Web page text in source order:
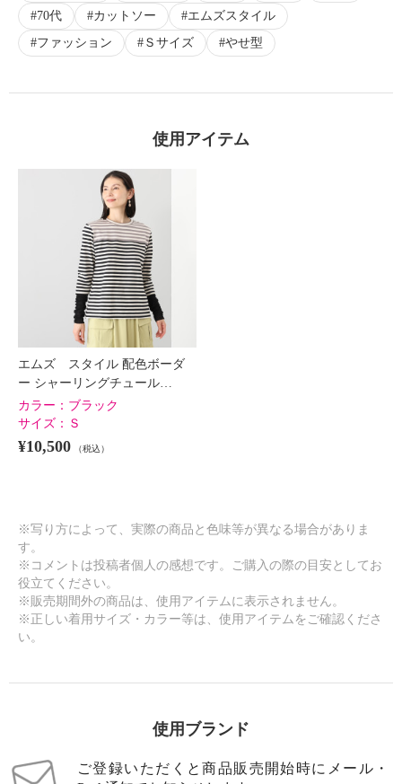
商品紹介
70代
カットソー
エムズスタイル
ファッション
Ｓサイズ やせ型
使用アイテム
エムズ スタイル 配色ボーダ
ー シャーリングチュール…
カラー： ブラック
サイズ： Ｓ
¥10,500 （税込）
※写り方によって、実際の商品と色味等が異なる場合がありま
す。
※コメントは投稿者個人の感想です。ご購入の際の目安としてお
役立てください。
※販売期間外の商品は、使用アイテムに表示されません。
※正しい着用サイズ・カラー等は、使用アイテムをご確認くださ
い。
使用ブランド
ご登録いただくと商品販売開始時にメール・